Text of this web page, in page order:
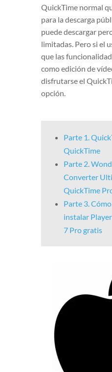
QuickTime normal
para la descarga
puede descargar
limitadas. Pero si el
que las
como edición de
disfrutarse el
opción.
Parte 1.
QuickTime
Parte 2.
Converter
QuickTime
Parte 3.
instalar
7 Pro gratis